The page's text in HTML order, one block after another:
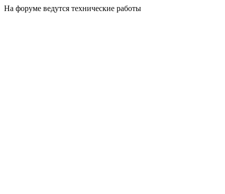
На форуме ведутся технические работы